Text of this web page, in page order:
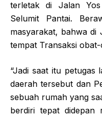
terletak di Jalan
Selumit Pantai.
masyarakat, bahwa di
tempat Transaksi
“Jadi saat itu petugas
daerah tersebut dan
sebuah rumah yang
berdiri tepat didepan